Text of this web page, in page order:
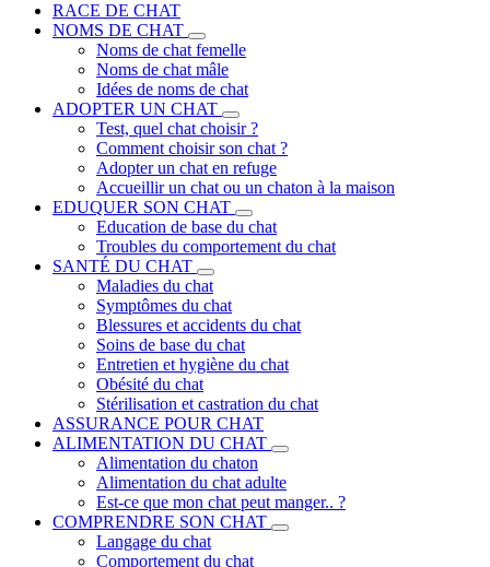
RACE DE CHAT
NOMS DE CHAT
Noms de chat femelle
Noms de chat mâle
Idées de noms de chat
ADOPTER UN CHAT
Test, quel chat choisir ?
Comment choisir son chat ?
Adopter un chat en refuge
Accueillir un chat ou un chaton à la maison
EDUQUER SON CHAT
Education de base du chat
Troubles du comportement du chat
SANTÉ DU CHAT
Maladies du chat
Symptômes du chat
Blessures et accidents du chat
Soins de base du chat
Entretien et hygiène du chat
Obésité du chat
Stérilisation et castration du chat
ASSURANCE POUR CHAT
ALIMENTATION DU CHAT
Alimentation du chaton
Alimentation du chat adulte
Est-ce que mon chat peut manger.. ?
COMPRENDRE SON CHAT
Langage du chat
Comportement du chat